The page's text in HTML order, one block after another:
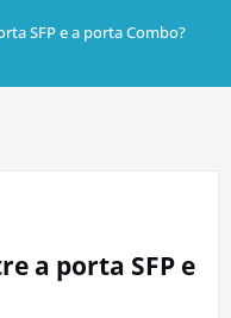
SFP e a porta Combo?
a porta SFP e